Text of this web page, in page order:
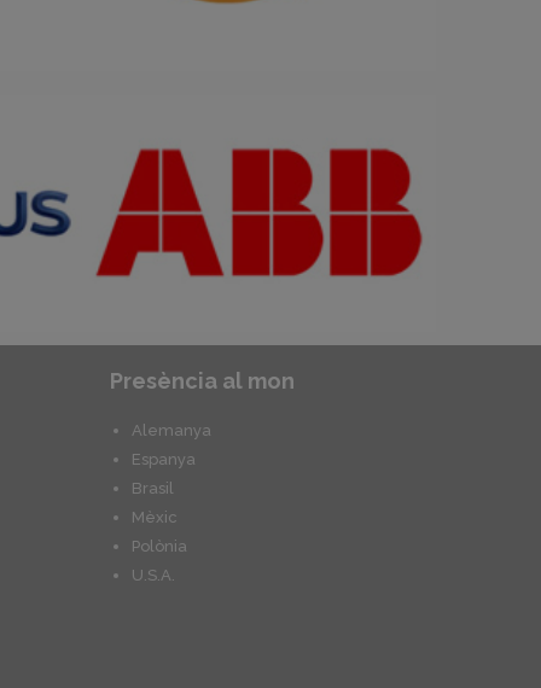
Presència al mon
Alemanya
Espanya
Brasil
Mèxic
Polònia
U.S.A.